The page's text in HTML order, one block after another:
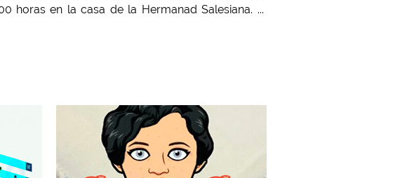
horas en la casa de la Hermanad Salesiana. ...